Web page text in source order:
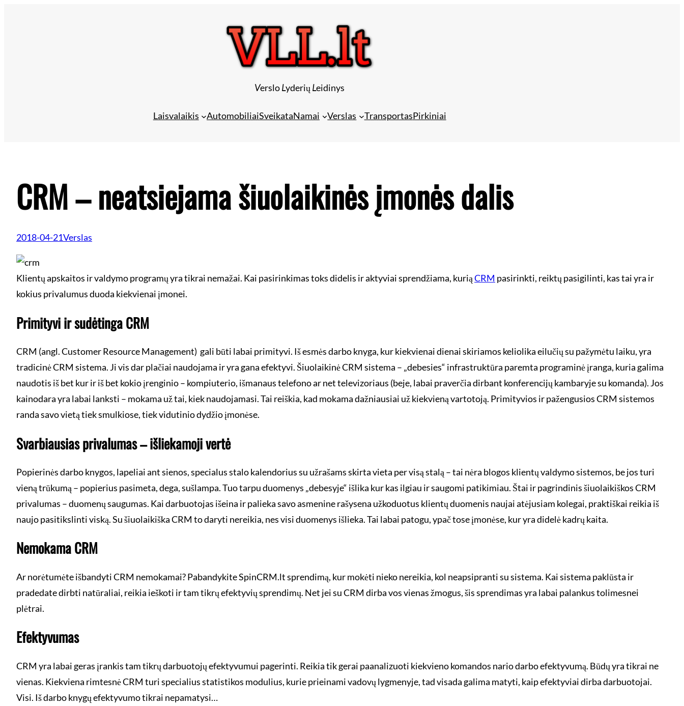
VersloLyderių Leidinys
Laisvalaikis AutomobiliaiSveikataNamai Verslas TransportasPirkiniai
CRM – neatsiejama šiuolaikinės įmonės dalis
2018-04-21Verslas
Klientų apskaitos ir valdymo programų yra tikrai nemažai. Kai pasirinkimas toks didelis ir aktyviai sprendžiama, kuriąCRM pasirinkti, reiktų pasigilinti, kas tai yra ir
kokius privalumus duoda kiekvienai įmonei.
Primityvi ir sudėtinga CRM
CRM (angl. Customer Resource Management) gali būti labai primityvi. Iš esmės darbo knyga, kur kiekvienai dienai skiriamos keliolika eilučių su pažymėtu laiku, yra
tradicinė CRM sistema. Ji vis dar plačiai naudojama ir yra gana efektyvi. Šiuolaikinė CRM sistema – „debesies“ infrastruktūra paremta programinė įranga, kuria galima
naudotis iš bet kur ir iš bet kokio įrenginio – kompiuterio, išmanaus telefono ar net televizoriaus (beje, labai praverčia dirbant konferencijų kambaryje su komanda). Jos
kainodara yra labai lanksti – mokama už tai, kiek naudojamasi. Tai reiškia, kad mokama dažniausiai už kiekvieną vartotoją. Primityvios ir pažengusios CRM sistemos
randa savo vietą tiek smulkiose, tiek vidutinio dydžio įmonėse.
Svarbiausias privalumas – išliekamoji vertė
Popierinės darbo knygos, lapeliai ant sienos, specialus stalo kalendorius su užrašams skirta vieta per visą stalą – tai nėra blogos klientų valdymo sistemos, be jos turi
vieną trūkumą – popierius pasimeta, dega, sušlampa. Tuo tarpu duomenys „debesyje“ išlika kur kas ilgiau ir saugomi patikimiau. Štai ir pagrindinis šiuolaikiškos CRM
privalumas – duomenų saugumas. Kai darbuotojas išeina ir palieka savo asmenine rašysena užkoduotus klientų duomenis naujai atėjusiam kolegai, praktiškai reikia iš
naujo pasitikslinti viską. Su šiuolaikiška CRM to daryti nereikia, nes visi duomenys išlieka. Tai labai patogu, ypač tose įmonėse, kur yra didelė kadrų kaita.
Nemokama CRM
Ar norėtumėte išbandyti CRM nemokamai? Pabandykite SpinCRM.lt sprendimą, kur mokėti nieko nereikia, kol neapsipranti su sistema. Kai sistema paklūsta ir
pradedate dirbti natūraliai, reikia ieškoti ir tam tikrų efektyvių sprendimų. Net jei su CRM dirba vos vienas žmogus, šis sprendimas yra labai palankus tolimesnei
plėtrai.
Efektyvumas
CRM yra labai geras įrankis tam tikrų darbuotojų efektyvumui pagerinti. Reikia tik gerai paanalizuoti kiekvieno komandos nario darbo efektyvumą. Būdų yra tikrai ne
vienas. Kiekviena rimtesnė CRM turi specialius statistikos modulius, kurie prieinami vadovų lygmenyje, tad visada galima matyti, kaip efektyviai dirba darbuotojai.
Visi. Iš darbo knygų efektyvumo tikrai nepamatysi…